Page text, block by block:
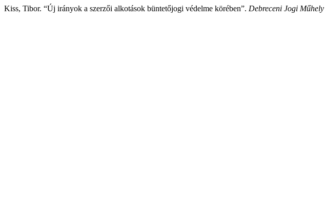
Kiss, Tibor. “Új irányok a szerzői alkotások büntetőjogi védelme körében”. Debreceni Jogi Műhely